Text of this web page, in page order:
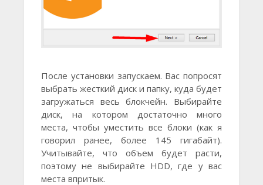
После установки запускаем. Вас попросят
выбрать жесткий диск и папку, куда будет
загружаться весь блокчейн. Выбирайте
диск, на котором достаточно много
места, чтобы уместить все блоки (как я
говорил ранее, более 145 гигабайт).
Учитывайте, что объем будет расти,
поэтому не выбирайте HDD, где у вас
места впритык.